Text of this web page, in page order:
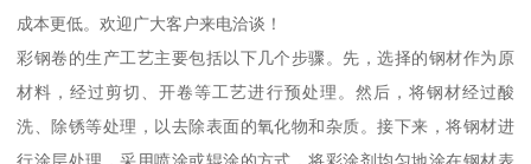
成本更低。欢迎广大客户来电洽谈！
彩钢卷的生产工艺主要包括以下几个步骤。先，选择的钢材作为原
材料，经过剪切、开卷等工艺进行预处理。然后，将钢材经过酸
洗、除锈等处理，以去除表面的氧化物和杂质。接下来，将钢材进